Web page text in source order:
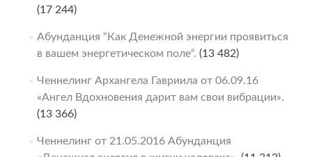
(17 244)
Абунданция “Как Денежной энергии проявиться
в вашем энергетическом поле“. (13 482)
Ченнелинг Архангела Гавриила от 06.09.16
«Ангел Вдохновения дарит вам свои вибрации».
(13 366)
Ченнелинг от 21.05.2016 Абунданция